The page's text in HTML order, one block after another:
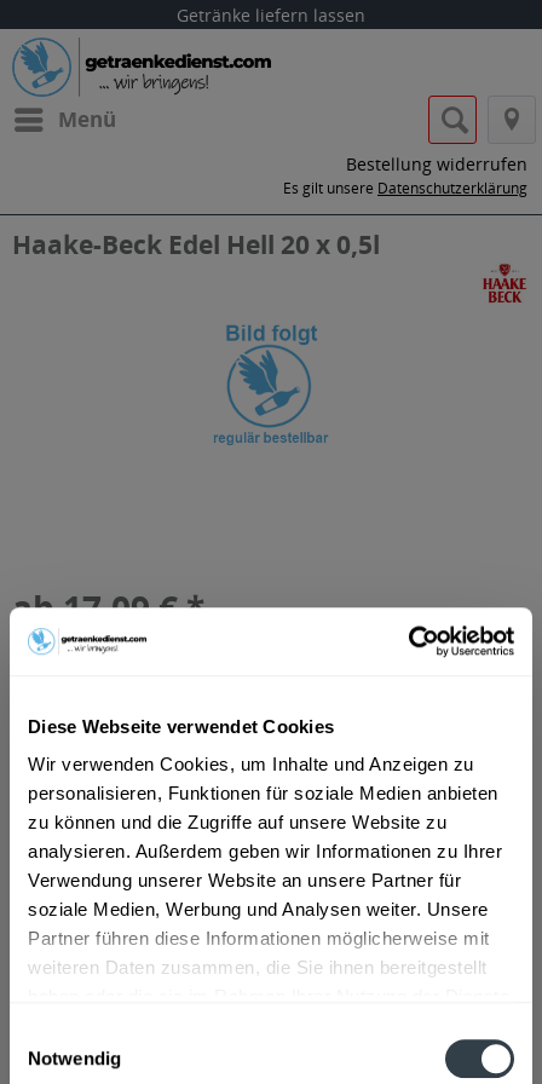
Diese Webseite verwendet Cookies
Wir verwenden Cookies, um Inhalte und Anzeigen zu
personalisieren, Funktionen für soziale Medien anbieten
zu können und die Zugriffe auf unsere Website zu
analysieren. Außerdem geben wir Informationen zu Ihrer
Verwendung unserer Website an unsere Partner für
soziale Medien, Werbung und Analysen weiter. Unsere
Partner führen diese Informationen möglicherweise mit
weiteren Daten zusammen, die Sie ihnen bereitgestellt
Notwendig
Getränke liefern lassen
Menü
Bestellung widerrufen
Es gilt unsere Datenschutzerklärung
Haake-Beck Edel Hell 20 x 0,5l
ab 17,09 € *
Inhalt:10 Liter (1,71 € * / 1 Liter)
inkl. MwSt. ggf. zzgl. Erschwerniszuschlag
MEHRWEG
+3,10 € Pfand
In denWarenkorb
Artikel-Nr.:
26560
Verfügbar in:
Beschreibung
Zutaten und Allergene